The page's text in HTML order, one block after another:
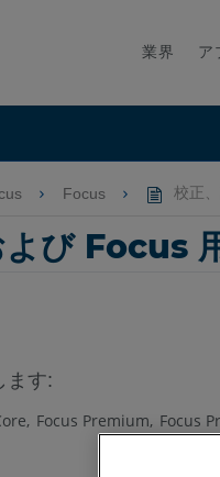
業界 ア
たたむFocus 校正
び Focus
Focus Premium Focus